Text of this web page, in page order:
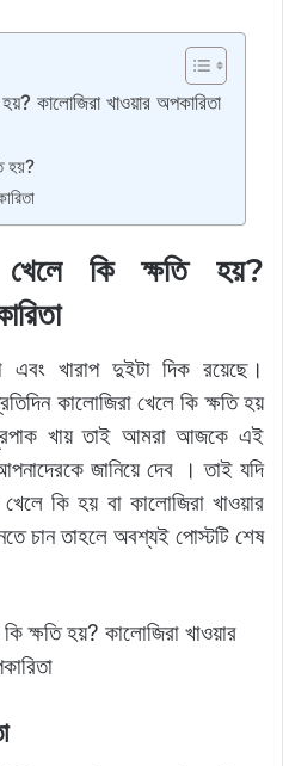
কালোজিরা খাওয়ার অপকারিতা
হয়?
খেলে কি ক্ষতি হয়?
এবং খারাপ দুইটা দিক রয়েছে।
কালোজিরা খেলে কি ক্ষতি হয়
খায় তাই আমরা আজকে এই
জানিয়ে দেব । তাই যদি
কি হয় বা কালোজিরা খাওয়ার
চান তাহলে অবশ্যই পোস্টটি শেষ